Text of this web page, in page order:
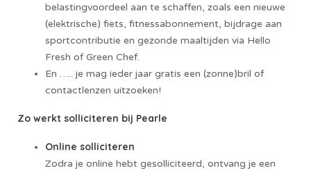
belastingvoordeel aan te schaffen, zoals een nieuwe
(elektrische) fiets, fitnessabonnement, bijdrage aan
sportcontributie en gezonde maaltijden via Hello
Fresh of Green Chef.
En ….. je mag ieder jaar gratis een (zonne)bril of
contactlenzen uitzoeken!
Zo werkt solliciteren bij Pearle
Online solliciteren
Zodra je online hebt gesolliciteerd, ontvang je een